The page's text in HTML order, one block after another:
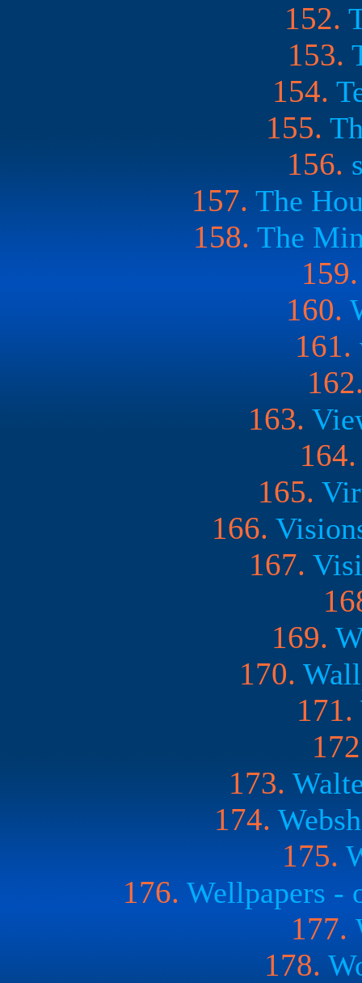
152.
153.
154.
155.
156.
157. The
158. The
159.
160.
161.
163.
164.
165.
166.
167.
169.
170.
171.
173.
174.
175.
176. Wellpapers -
177.
178.